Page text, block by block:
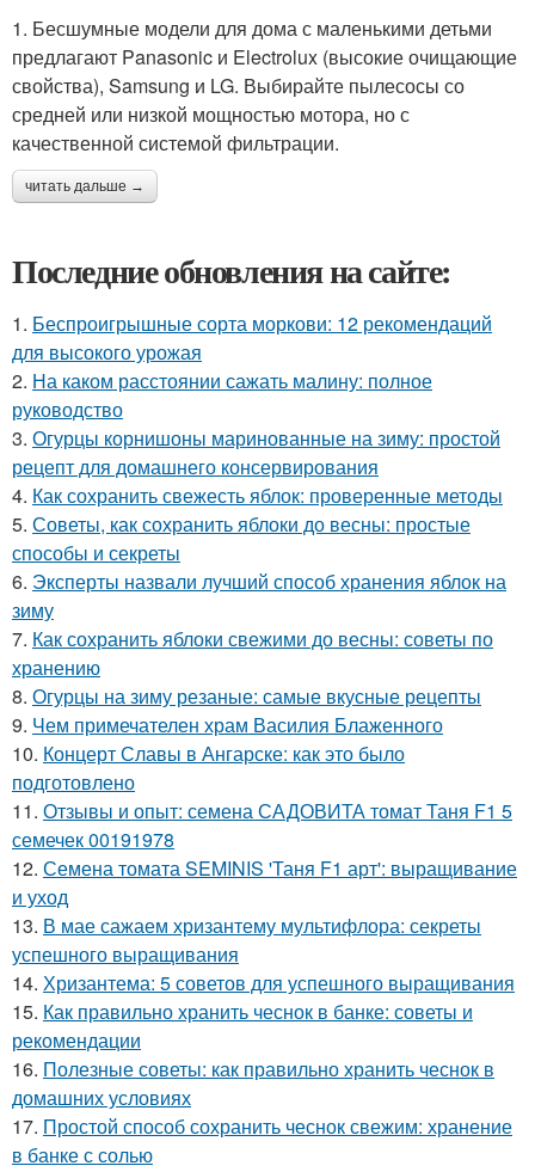
1. Бесшумные модели для дома с маленькими детьми
предлагают Panasonic и Electrolux (высокие очищающие
свойства), Samsung и LG. Выбирайте пылесосы со
средней или низкой мощностью мотора, но с
качественной системой фильтрации.
читать дальше →
Последние обновления на сайте:
1. Беспроигрышные сорта моркови: 12 рекомендаций
для высокого урожая
2. На каком расстоянии сажать малину: полное
руководство
3. Огурцы корнишоны маринованные на зиму: простой
рецепт для домашнего консервирования
4. Как сохранить свежесть яблок: проверенные методы
5. Советы, как сохранить яблоки до весны: простые
способы и секреты
6. Эксперты назвали лучший способ хранения яблок на
зиму
7. Как сохранить яблоки свежими до весны: советы по
хранению
8. Огурцы на зиму резаные: самые вкусные рецепты
9. Чем примечателен храм Василия Блаженного
10. Концерт Славы в Ангарске: как это было
подготовлено
11. Отзывы и опыт: семена САДОВИТА томат Таня F1 5
семечек 00191978
12. Семена томата SEMINIS 'Таня F1 арт': выращивание
и уход
13. В мае сажаем хризантему мультифлора: секреты
успешного выращивания
14. Хризантема: 5 советов для успешного выращивания
15. Как правильно хранить чеснок в банке: советы и
рекомендации
16. Полезные советы: как правильно хранить чеснок в
домашних условиях
17. Простой способ сохранить чеснок свежим: хранение
в банке с солью